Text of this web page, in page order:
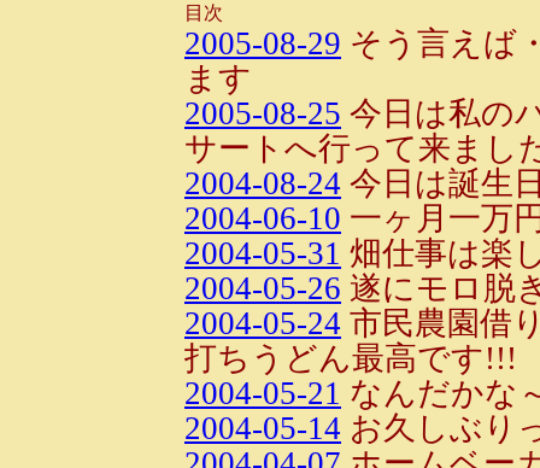
目次
2005-08-29 そう言えば
ます
2005-08-25 今日は私の
サートへ行って来まし
2004-08-24 今日は誕生
2004-06-10 一ヶ月一万
2004-05-31 畑仕事は楽
2004-05-26 遂にモロ脱
2004-05-24 市民農園借
打ちうどん最高です!!!
2004-05-21 なんだかな
2004-05-14 お久しぶり